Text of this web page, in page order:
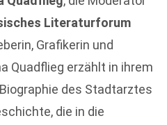
Literaturforum
Grafikerin und
Quadflieg erzählt in ihrem
des Stadtarztes
die in die